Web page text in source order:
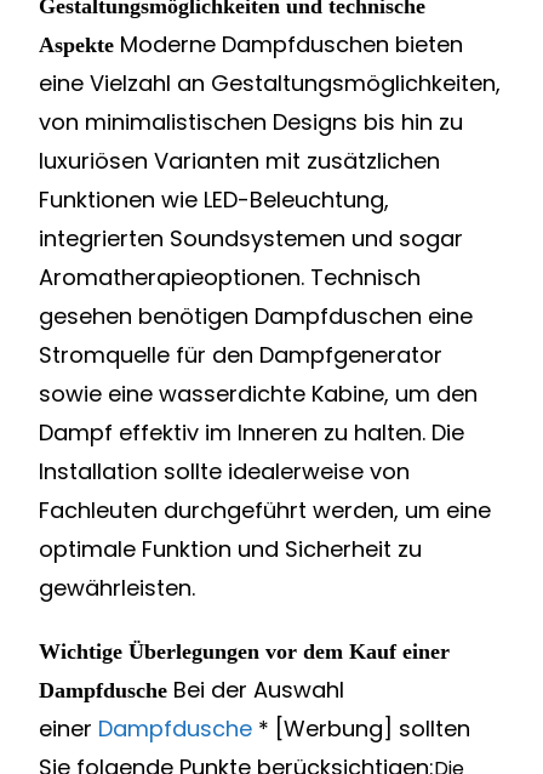
Gestaltungsmöglichkeiten und technische
Aspekte Moderne Dampfduschen bieten
eine Vielzahl an Gestaltungsmöglichkeiten,
von minimalistischen Designs bis hin zu
luxuriösen Varianten mit zusätzlichen
Funktionen wie LED-Beleuchtung,
integrierten Soundsystemen und sogar
Aromatherapieoptionen. Technisch
gesehen benötigen Dampfduschen eine
Stromquelle für den Dampfgenerator
sowie eine wasserdichte Kabine, um den
Dampf effektiv im Inneren zu halten. Die
Installation sollte idealerweise von
Fachleuten durchgeführt werden, um eine
optimale Funktion und Sicherheit zu
gewährleisten.
Wichtige Überlegungen vor dem Kauf einer
Dampfdusche Bei der Auswahl
einer Dampfdusche * [Werbung] sollten
Sie folgende Punkte berücksichtigen: